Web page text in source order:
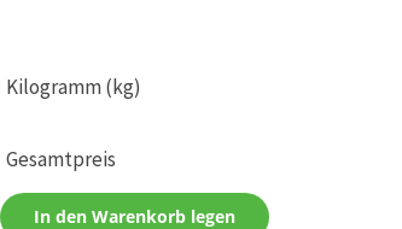
Kilogramm (kg)
Gesamtpreis
In den Warenkorb legen